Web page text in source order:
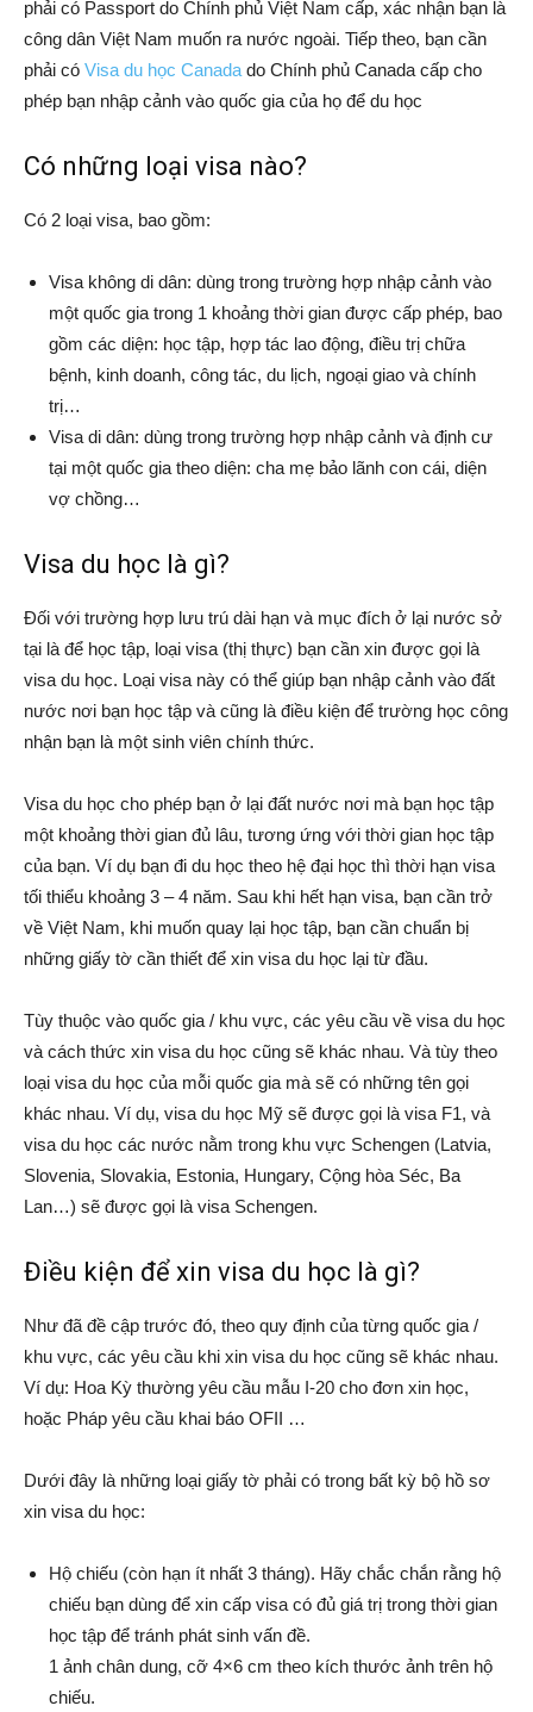
phải có Passport do Chính phủ Việt Nam cấp, xác nhận bạn là
công dân Việt Nam muốn ra nước ngoài. Tiếp theo, bạn cần
phải có Visa du học Canada do Chính phủ Canada cấp cho
phép bạn nhập cảnh vào quốc gia của họ để du học
Có những loại visa nào?
Có 2 loại visa, bao gồm:
Visa không di dân: dùng trong trường hợp nhập cảnh vào
một quốc gia trong 1 khoảng thời gian được cấp phép, bao
gồm các diện: học tập, hợp tác lao động, điều trị chữa
bệnh, kinh doanh, công tác, du lịch, ngoại giao và chính
trị…
Visa di dân: dùng trong trường hợp nhập cảnh và định cư
tại một quốc gia theo diện: cha mẹ bảo lãnh con cái, diện
vợ chồng…
Visa du học là gì?
Đối với trường hợp lưu trú dài hạn và mục đích ở lại nước sở
tại là để học tập, loại visa (thị thực) bạn cần xin được gọi là
visa du học. Loại visa này có thể giúp bạn nhập cảnh vào đất
nước nơi bạn học tập và cũng là điều kiện để trường học công
nhận bạn là một sinh viên chính thức.
Visa du học cho phép bạn ở lại đất nước nơi mà bạn học tập
một khoảng thời gian đủ lâu, tương ứng với thời gian học tập
của bạn. Ví dụ bạn đi du học theo hệ đại học thì thời hạn visa
tối thiểu khoảng 3 – 4 năm. Sau khi hết hạn visa, bạn cần trở
về Việt Nam, khi muốn quay lại học tập, bạn cần chuẩn bị
những giấy tờ cần thiết để xin visa du học lại từ đầu.
Tùy thuộc vào quốc gia / khu vực, các yêu cầu về visa du học
và cách thức xin visa du học cũng sẽ khác nhau. Và tùy theo
loại visa du học của mỗi quốc gia mà sẽ có những tên gọi
khác nhau. Ví dụ, visa du học Mỹ sẽ được gọi là visa F1, và
visa du học các nước nằm trong khu vực Schengen (Latvia,
Slovenia, Slovakia, Estonia, Hungary, Cộng hòa Séc, Ba
Lan…) sẽ được gọi là visa Schengen.
Điều kiện để xin visa du học là gì?
Như đã đề cập trước đó, theo quy định của từng quốc gia /
khu vực, các yêu cầu khi xin visa du học cũng sẽ khác nhau.
Ví dụ: Hoa Kỳ thường yêu cầu mẫu I-20 cho đơn xin học,
hoặc Pháp yêu cầu khai báo OFII …
Dưới đây là những loại giấy tờ phải có trong bất kỳ bộ hồ sơ
xin visa du học:
Hộ chiếu (còn hạn ít nhất 3 tháng). Hãy chắc chắn rằng hộ
chiếu bạn dùng để xin cấp visa có đủ giá trị trong thời gian
học tập để tránh phát sinh vấn đề.
1 ảnh chân dung, cỡ 4×6 cm theo kích thước ảnh trên hộ
chiếu.